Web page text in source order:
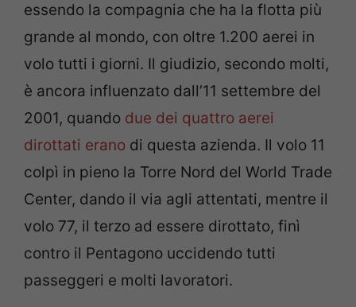
essendo la compagnia che ha la flotta più
grande al mondo, con oltre 1.200 aerei in
volo tutti i giorni. Il giudizio, secondo molti,
è ancora influenzato dall’11 settembre del
2001, quando due dei quattro aerei
dirottati erano di questa azienda. Il volo 11
colpì in pieno la Torre Nord del World Trade
Center, dando il via agli attentati, mentre il
volo 77, il terzo ad essere dirottato, finì
contro il Pentagono uccidendo tutti
passeggeri e molti lavoratori.